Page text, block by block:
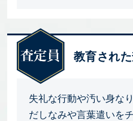
教育され
失礼な行動や汚い身な
だしなみや言葉遣いを